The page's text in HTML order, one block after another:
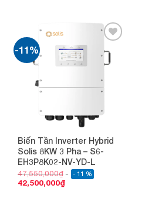
-11%
Biến Tần Inverter Hybrid
Solis 8KW 3 Pha – S6-
EH3P8K02-NV-YD-L
47,550,000₫ - 11 %
42,500,000₫